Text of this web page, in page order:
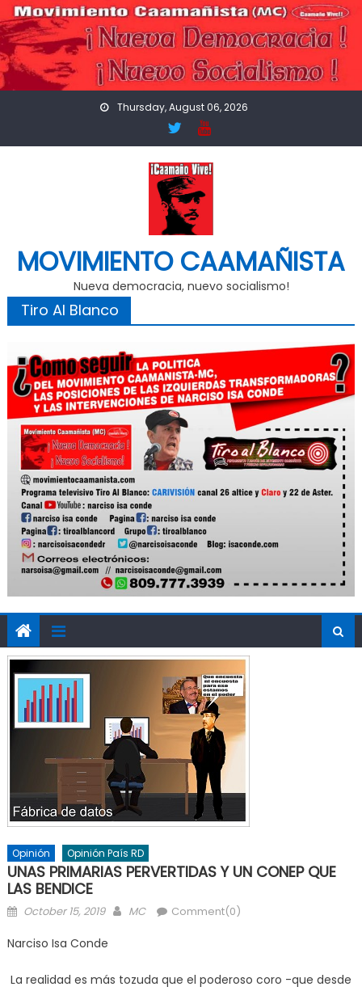
Skip
to
content
Thursday, August 06, 2026
MOVIMIENTO CAAMAÑISTA
Nueva democracia, nuevo socialismo!
Tiro Al Blanco
Opinión Opinión País RD
UNAS PRIMARIAS PERVERTIDAS Y UN CONEP QUE
LAS BENDICE
Posted
October 15, 2019 Author
MC Comment(0)
Narciso Isa Conde
La realidad es más tozuda que el poderoso coro -que desde